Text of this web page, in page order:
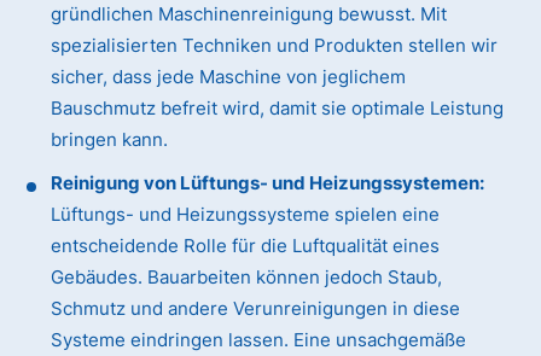
gründlichen Maschinenreinigung bewusst. Mit
spezialisierten Techniken und Produkten stellen wir
sicher, dass jede Maschine von jeglichem
Bauschmutz befreit wird, damit sie optimale Leistung
bringen kann.
Reinigung von Lüftungs- und Heizungssystemen:
Lüftungs- und Heizungssysteme spielen eine
entscheidende Rolle für die Luftqualität eines
Gebäudes. Bauarbeiten können jedoch Staub,
Schmutz und andere Verunreinigungen in diese
Systeme eindringen lassen. Eine unsachgemäße